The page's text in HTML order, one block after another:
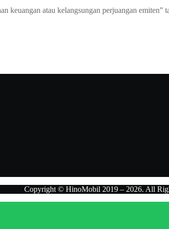
keuangan atau kelangsungan perjuangan emiten”
Copyright © HinoMobil 2019 – 2026. All